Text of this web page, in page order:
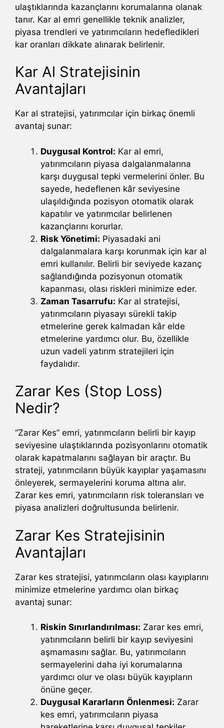
ulaştıklarında kazançlarını korumalarına olanak
tanır. Kar al emri genellikle teknik analizler,
piyasa trendleri ve yatırımcıların hedefledikleri
kar oranları dikkate alınarak belirlenir.
Kar Al Stratejisinin
Avantajları
Kar al stratejisi, yatırımcılar için birkaç önemli
avantaj sunar:
Duygusal Kontrol: Kar al emri,
yatırımcıların piyasa dalgalanmalarına
karşı duygusal tepki vermelerini önler. Bu
sayede, hedeflenen kâr seviyesine
ulaşıldığında pozisyon otomatik olarak
kapatılır ve yatırımcılar belirlenen
kazançlarını korurlar.
Risk Yönetimi: Piyasadaki ani
dalgalanmalara karşı korunmak için kar al
emri kullanılır. Belirli bir seviyede kazanç
sağlandığında pozisyonun otomatik
kapanması, olası riskleri minimize eder.
Zaman Tasarrufu: Kar al stratejisi,
yatırımcıların piyasayı sürekli takip
etmelerine gerek kalmadan kâr elde
etmelerine yardımcı olur. Bu, özellikle
uzun vadeli yatırım stratejileri için
faydalıdır.
Zarar Kes (Stop Loss)
Nedir?
“Zarar Kes” emri, yatırımcıların belirli bir kayıp
seviyesine ulaştıklarında pozisyonlarını otomatik
olarak kapatmalarını sağlayan bir araçtır. Bu
strateji, yatırımcıların büyük kayıplar yaşamasını
önleyerek, sermayelerini koruma altına alır.
Zarar kes emri, yatırımcıların risk toleransları ve
piyasa analizleri doğrultusunda belirlenir.
Zarar Kes Stratejisinin
Avantajları
Zarar kes stratejisi, yatırımcıların olası kayıplarını
minimize etmelerine yardımcı olan birkaç
avantaj sunar:
Riskin Sınırlandırılması: Zarar kes emri,
yatırımcıların belirli bir kayıp seviyesini
aşmamasını sağlar. Bu, yatırımcıların
sermayelerini daha iyi korumalarına
yardımcı olur ve olası büyük kayıpların
önüne geçer.
Duygusal Kararların Önlenmesi: Zarar
kes emri, yatırımcıların piyasa